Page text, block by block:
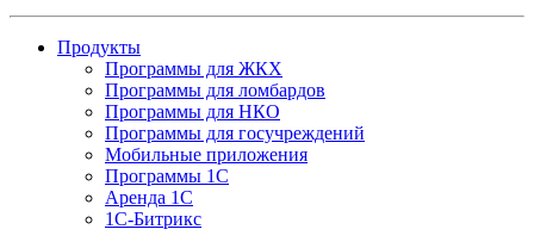
Продукты
Программы для ЖКХ
Программы для ломбардов
Программы для НКО
Программы для госучреждений
Мобильные приложения
Программы 1С
Аренда 1С
1С-Битрикс